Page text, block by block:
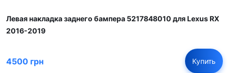
Левая накладка заднего бампера 5217848010 для Lexus RX
2016-2019
4500 грн Купить